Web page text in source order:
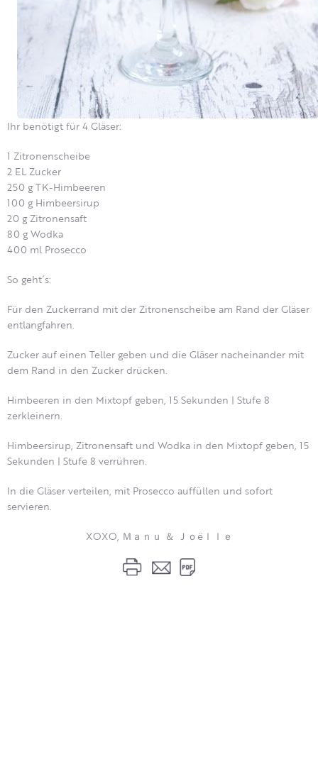
Ihr benötigt für 4 Gläser:
1 Zitronenscheibe
2 EL Zucker
250 g TK-Himbeeren
100 g Himbeersirup
20 g Zitronensaft
80 g Wodka
400 ml Prosecco
So geht´s:
Für den Zuckerrand mit der Zitronenscheibe am Rand der Gläser
entlangfahren.
Zucker auf einen Teller geben und die Gläser nacheinander mit
dem Rand in den Zucker drücken.
Himbeeren in den Mixtopf geben, 15 Sekunden | Stufe 8
zerkleinern.
Himbeersirup, Zitronensaft und Wodka in den Mixtopf geben, 15
Sekunden | Stufe 8 verrühren.
In die Gläser verteilen, mit Prosecco auffüllen und sofort
servieren.
XOXO, Ｍａｎｕ ＆ Ｊｏëｌｌｅ